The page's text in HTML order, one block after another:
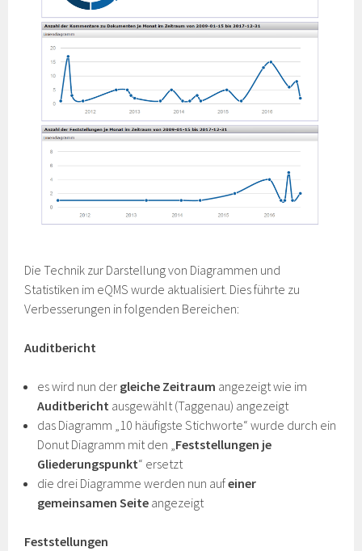
Die Technik zur Darstellung von Diagrammen und
Statistiken im eQMS wurde aktualisiert. Dies führte zu
Verbesserungen in folgenden Bereichen:
Auditbericht
es wird nun der gleiche Zeitraum angezeigt wie im
Auditbericht ausgewählt (Taggenau) angezeigt
das Diagramm „10 häufigste Stichworte“ wurde durch ein
Donut Diagramm mit den „ Feststellungen je
Gliederungspunkt“ ersetzt
die drei Diagramme werden nun aufeiner
gemeinsamen Seite angezeigt
Feststellungen